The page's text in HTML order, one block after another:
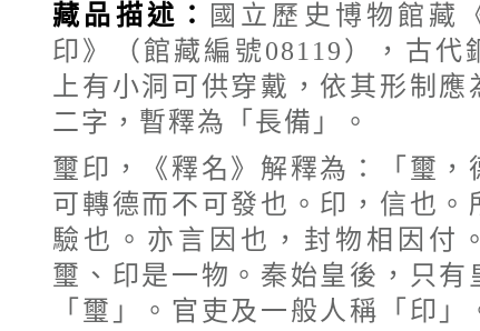
藏品描述：
國立歷史博物館藏
印》（館藏編號08119），古代
上有小洞可供穿戴，依其形制應
二字，暫釋為「長備」。
璽印，《釋名》解釋為：「璽，
可轉德而不可發也。印，信也。
驗也。亦言因也，封物相因付
璽、印是一物。秦始皇後，只有
「璽」。官吏及一般人稱「印」